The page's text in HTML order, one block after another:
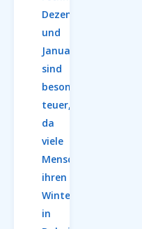
Dezember
und
Januar
sind
besonders
teuer,
da
viele
Menschen
ihren
Winterurlaub
in